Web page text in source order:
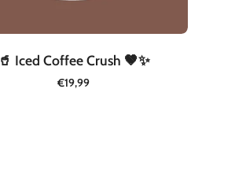
🥤 Iced Coffee Crush 🤎✨
€19,99